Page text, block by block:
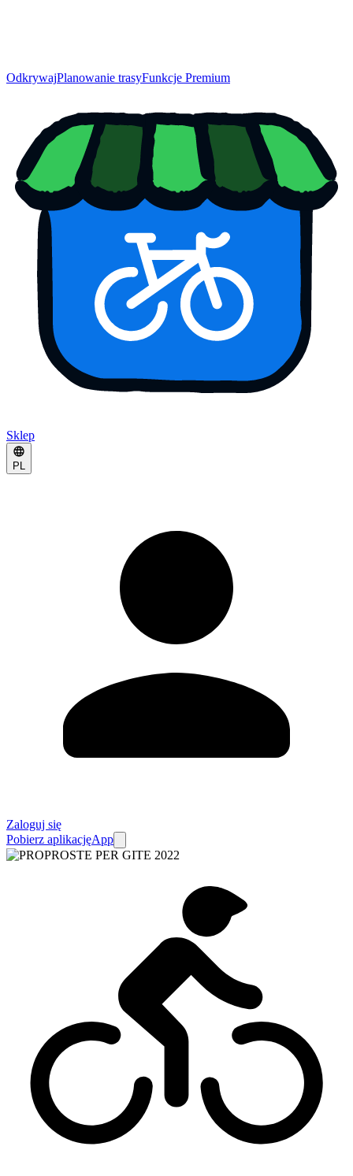
OdkrywajPlanowanie trasyFunkcje Premium
Sklep
PL
Zaloguj się
Pobierz aplikacjęApp